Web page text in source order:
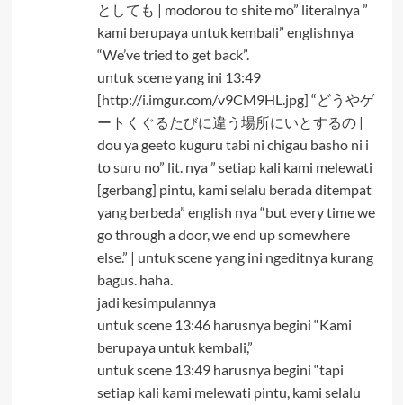
としても | modorou to shite mo” literalnya ”
kami berupaya untuk kembali” englishnya
“We’ve tried to get back”.
untuk scene yang ini 13:49
[http://i.imgur.com/v9CM9HL.jpg] “どうやゲ
ートくぐるたびに違う場所にいとするの |
dou ya geeto kuguru tabi ni chigau basho ni i
to suru no” lit. nya ” setiap kali kami melewati
[gerbang] pintu, kami selalu berada ditempat
yang berbeda” english nya “but every time we
go through a door, we end up somewhere
else.” | untuk scene yang ini ngeditnya kurang
bagus. haha.
jadi kesimpulannya
untuk scene 13:46 harusnya begini “Kami
berupaya untuk kembali,”
untuk scene 13:49 harusnya begini “tapi
setiap kali kami melewati pintu, kami selalu